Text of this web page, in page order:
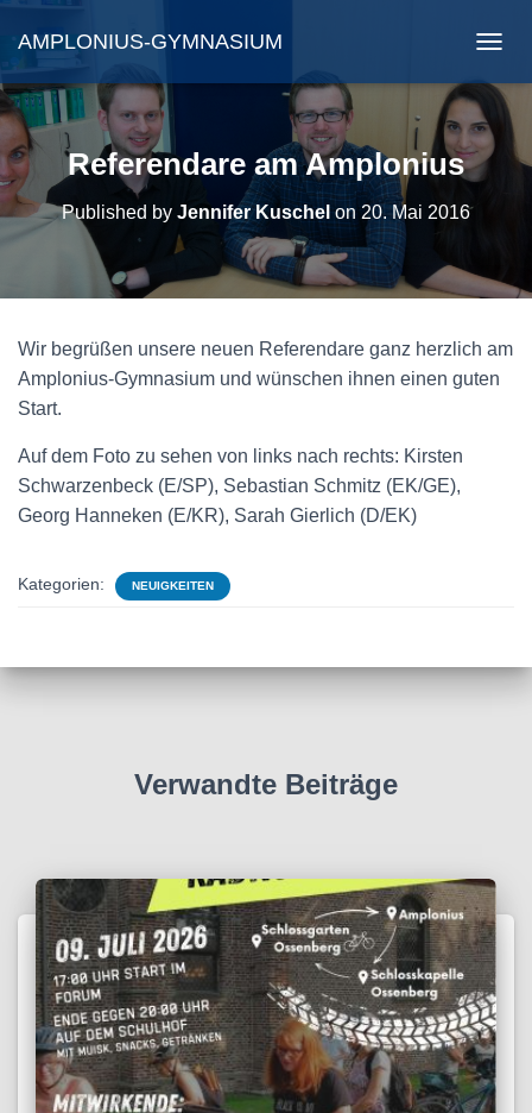
AMPLONIUS-GYMNASIUM
A
I
G
U
C
H
Referendare am Amplonius
Published by Jennifer Kuschel on 20. Mai 2016
Wir begrüßen unsere neuen Referendare ganz herzlich am
Amplonius-Gymnasium und wünschen ihnen einen guten
Start.
Auf dem Foto zu sehen von links nach rechts: Kirsten
Schwarzenbeck (E/SP), Sebastian Schmitz (EK/GE),
Georg Hanneken (E/KR), Sarah Gierlich (D/EK)
Kategorien: NEUIGKEITEN
Verwandte Beiträge